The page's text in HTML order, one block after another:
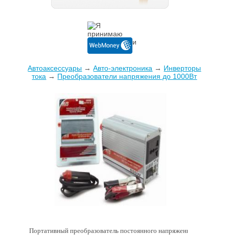
Автоаксессуары →Авто-электроника → Инверторы
тока → Преобразователи напряжения до 1000Вт
Портативный преобразователь постоянного напряжения